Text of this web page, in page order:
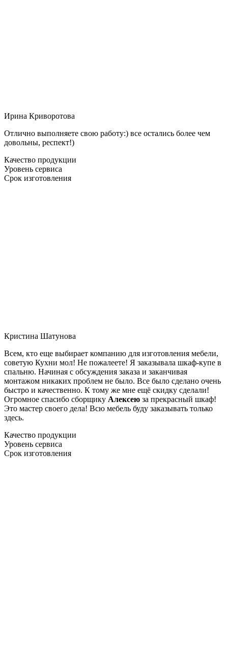
Ирина Криворотова
Отлично выполняете свою работу:) все остались более чем
довольны, респект!)
Качество продукции
Уровень сервиса
Срок изготовления
Кристина Шатунова
Всем, кто еще выбирает компанию для изготовления мебели,
советую Кухни мол! Не пожалеете! Я заказывала шкаф-купе в
спальню. Начиная с обсуждения заказа и заканчивая
монтажом никаких проблем не было. Все было сделано очень
быстро и качественно. К тому же мне ещё скидку сделали!
Огромное спасибо сборщику Алексею за прекрасный шкаф!
Это мастер своего дела! Всю мебель буду заказывать только
здесь.
Качество продукции
Уровень сервиса
Срок изготовления